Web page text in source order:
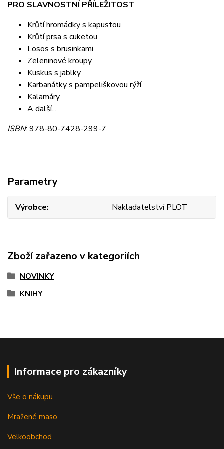
PRO SLAVNOSTNÍ PŘÍLEŽITOST
Krůtí hromádky s kapustou
Krůtí prsa s cuketou
Losos s brusinkami
Zeleninové kroupy
Kuskus s jablky
Karbanátky s pampeliškovou rýží
Kalamáry
A další...
ISBN: 978-80-7428-299-7
Parametry
Výrobce Nakladatelství PLOT
Zboží zařazeno v kategoriích
NOVINKY
KNIHY
Informace pro zákazníky
Vše o nákupu
Mražené maso
Velkoobchod